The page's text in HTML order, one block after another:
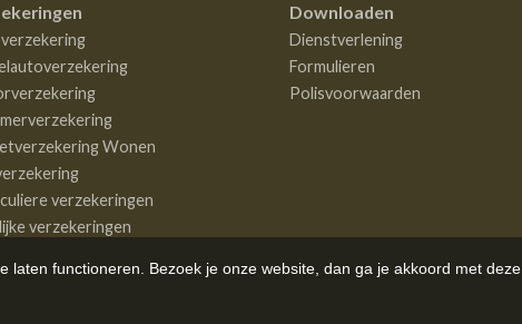
laten functioneren. Bezoek je onze website, dan ga je akkoord met deze
Wonen
verzekeringen
verzekeringen
Downloaden
Dienstverlening
Formulieren
Polisvoorwaarden